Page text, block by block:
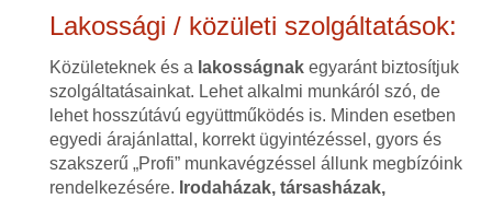
Lakossági / közületi szolgáltatások:
Közületeknek és a lakosságnakegyaránt biztosítjuk
szolgáltatásainkat. Lehet alkalmi munkáról szó, de
lehet hosszútávú együttműködés is. Minden esetben
egyedi árajánlattal, korrekt ügyintézéssel, gyors és
szakszerű „Profi” munkavégzéssel állunk megbízóink
rendelkezésére. Irodaházak, társasházak,